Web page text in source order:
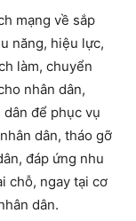
mạng về sắp
năng, hiệu lực,
làm, chuyển
nhân dân,
để phục vụ
dân, tháo gỡ
đáp ứng nhu
chỗ, ngay tại cơ
dân.